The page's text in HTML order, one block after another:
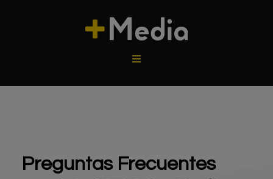
Preguntas Frecuentes